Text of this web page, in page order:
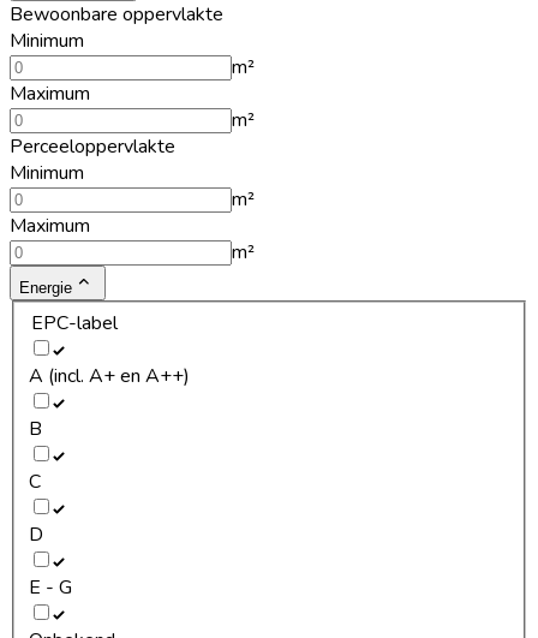
Bewoonbare oppervlakte
Minimum
m²
Maximum
m²
Perceeloppervlakte
Minimum
m²
Maximum
m²
Energie
EPC-label
A (incl. A+ en A++)
B
C
D
E - G